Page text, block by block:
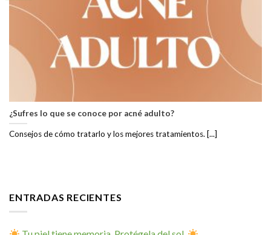
¿Sufres lo que se conoce por acné adulto?
Consejos de cómo tratarlo y los mejores tratamientos. [...]
ENTRADAS RECIENTES